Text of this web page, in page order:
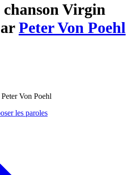
chanson Virgin
Peter Von Poehl
Von Poehl
les paroles